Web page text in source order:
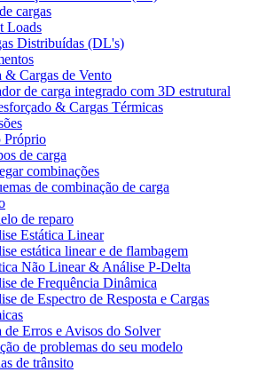
cargas
Loads
Distribuídas (DL's)
& Cargas de Vento
de carga integrado com 3D estrutural
& Cargas Térmicas
Próprio
de carga
combinações
de combinação de carga
de reparo
Estática Linear
estática linear e de flambagem
Não Linear & Análise P-Delta
de Frequência Dinâmica
de Espectro de Resposta e Cargas
de Erros e Avisos do Solver
de problemas do seu modelo
de trânsito